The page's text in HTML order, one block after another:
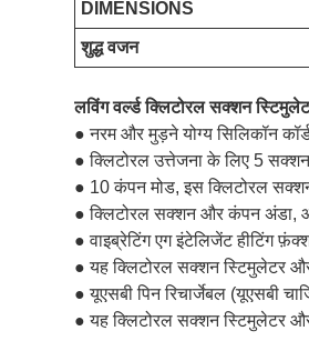
DIMENSIONS
शुद्ध वजन
लविंग वर्ल्ड क्लिटोरल सक्शन
● नरम और मुड़ने योग्य सिलिकॉन
● क्लिटोरल उत्तेजना के लिए 5
● 10 कंपन मोड, इस क्लिटोरल
● क्लिटोरल सक्शन और कंपन अंडा,
● वाइब्रेटिंग एग इंटेलिजेंट हीटिंग
● यह क्लिटोरल सक्शन स्टिमुलेटर और
● यूएसबी पिन रिचार्जेबल (यूएसबी
● यह क्लिटोरल सक्शन स्टिमुलेटर